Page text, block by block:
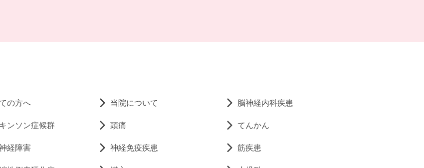
の方へ 当院について 脳神経内科疾患
ンソン症候群 頭痛 てんかん
経障害 神経免疫疾患 筋疾患